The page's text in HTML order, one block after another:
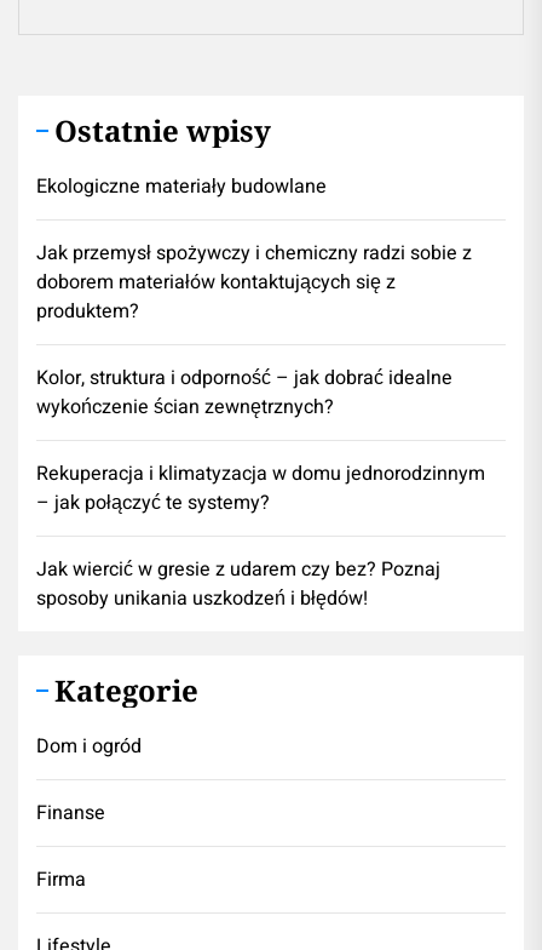
Ostatnie wpisy
Ekologiczne materiały budowlane
Jak przemysł spożywczy i chemiczny radzi sobie z
doborem materiałów kontaktujących się z
produktem?
Kolor, struktura i odporność – jak dobrać idealne
wykończenie ścian zewnętrznych?
Rekuperacja i klimatyzacja w domu jednorodzinnym
– jak połączyć te systemy?
Jak wiercić w gresie z udarem czy bez? Poznaj
sposoby unikania uszkodzeń i błędów!
Kategorie
Dom i ogród
Finanse
Firma